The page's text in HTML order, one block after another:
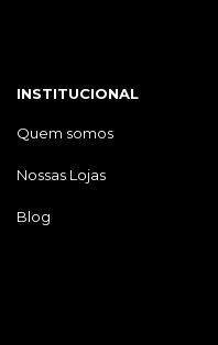
INSTITUCIONAL
Quem somos
Nossas Lojas
Blog